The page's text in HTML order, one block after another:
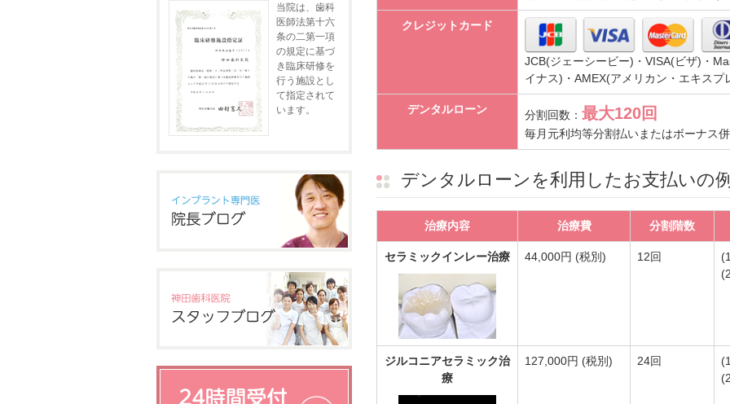
クレジットカード
JCB(ジェーシービー)・VISA(ビザ)・
イナス)・AMEX(アメリカン・エキス
デンタルローン 分割回数： 最大120回
毎月元利均等分割払いまたはボーナス
デンタルローンを利用したお支払いの
治療内容 治療費 分割階数
セラミックインレー治療 44,000円 (税別) 12回
ジルコニアセラミック治
療
127,000円 (税別) 24回
当院は、歯科
医師法第十六
条の二第一項
の規定に基づ
き臨床研修を
行う施設とし
て指定されて
います。